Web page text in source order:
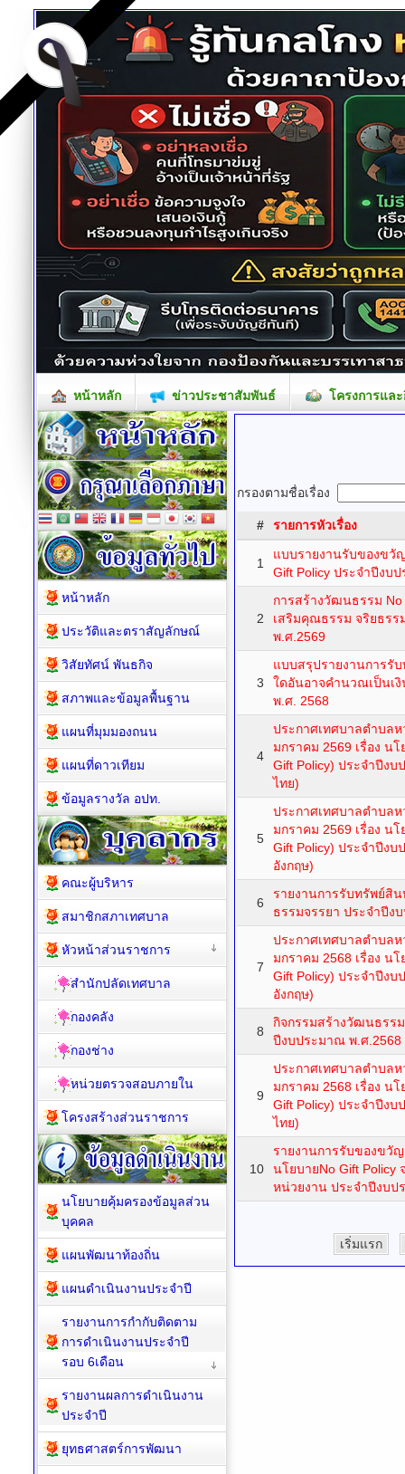
หน้าหลัก ข่าวประชาสัมพันธ์ โครงการแล
กรองตามชื่อเรื่อง
# รายการหัวเรื่อง
1
แบบรายงานรับของขวั
Gift Policy ประจำปีงบ
2
การสร้างวัฒนธรรม No
เสริมคุณธรรม จริยธร
พ.ศ.2569
3
แบบสรุปรายงานการรั
ใดอันอาจคำนวณเป็นเ
พ.ศ. 2568
4
ประกาศเทศบาลตำบล
มกราคม 2569 เรื่อง น
Gift Policy) ประจำปีง
ไทย)
5
ประกาศเทศบาลตำบล
มกราคม 2569 เรื่อง น
Gift Policy) ประจำปีง
อังกฤษ)
6
รายงานการรับทรัพย์สิ
ธรรมจรรยา ประจำปีง
7
ประกาศเทศบาลตำบล
มกราคม 2568 เรื่อง น
Gift Policy) ประจำปีง
อังกฤษ)
8
กิจกรรมสร้างวัฒนธรร
ปีงบประมาณ พ.ศ.2568
9
ประกาศเทศบาลตำบล
มกราคม 2568 เรื่อง น
Gift Policy) ประจำปีง
ไทย)
10
รายงานการรับของขวั
นโยบายNo Gift
หน่วยงาน ประจำปีงบป
เริ่มแรก
หน้าหลัก
ประวัติและตราสัญลักษณ์
วิสัยทัศน์ พันธกิจ
สภาพและข้อมูลพื้นฐาน
แผนที่มุมมองถนน
แผนที่ดาวเทียม
ข้อมูลรางวัล อปท.
คณะผู้บริหาร
สมาชิกสภาเทศบาล
หัวหน้าส่วนราชการ
สำนักปลัดเทศบาล
กองคลัง
กองช่าง
หน่วยตรวจสอบภายใน
โครงสร้างส่วนราชการ
นโยบายคุ้มครองข้อมูลส่วน
บุคคล
แผนพัฒนาท้องถิ่น
แผนดำเนินงานประจำปี
รายงานการกำกับติดตาม
การดำเนินงานประจำปี
รอบ 6เดือน
รายงานผลการดำเนินงาน
ประจำปี
ยุทธศาสตร์การพัฒนา